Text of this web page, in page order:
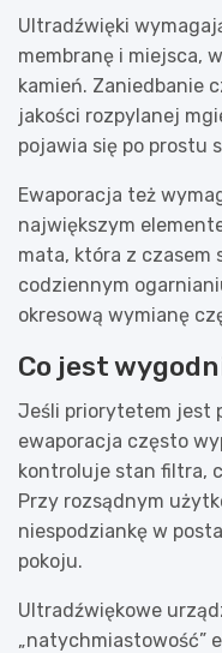
Ultradźwięki
membranę i miejsca,
kamień. Zaniedbanie
jakości rozpylanej
pojawia się po prostu
Ewaporacja też
największym
mata, która z czasem
codziennym
okresową wymianę
Co jest
Jeśli priorytetem jest
ewaporacja często
kontroluje stan filtra,
Przy rozsądnym
niespodziankę w
pokoju.
Ultradźwiękowe
„natychmiastowość”